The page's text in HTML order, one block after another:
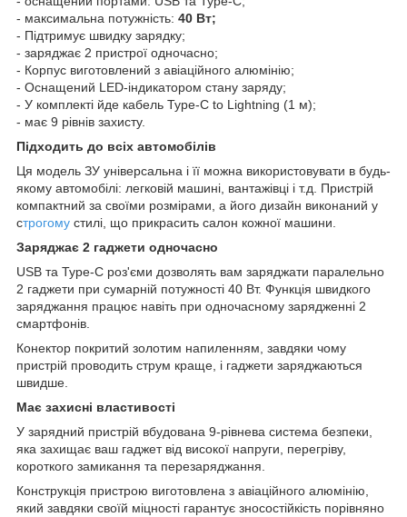
- максимальна потужність: 40 Вт;
- Підтримує швидку зарядку;
- заряджає 2 пристрої одночасно;
- Корпус виготовлений з авіаційного алюмінію;
- Оснащений LED-індикатором стану заряду;
- У комплекті йде кабель Type-C to Lightning (1 м);
- має 9 рівнів захисту.
Підходить до всіх автомобілів
Ця модель ЗУ універсальна і її можна використовувати в будь-
якому автомобілі: легковій машині, вантажівці і т.д. Пристрій
компактний за своїми розмірами, а його дизайн виконаний у
строгому стилі, що прикрасить салон кожної машини.
Заряджає 2 гаджети одночасно
USB та Type-C роз'єми дозволять вам заряджати паралельно
2 гаджети при сумарній потужності 40 Вт. Функція швидкого
заряджання працює навіть при одночасному зарядженні 2
смартфонів.
Конектор покритий золотим напиленням, завдяки чому
пристрій проводить струм краще, і гаджети заряджаються
швидше.
Має захисні властивості
У зарядний пристрій вбудована 9-рівнева система безпеки,
яка захищає ваш гаджет від високої напруги, перегріву,
короткого замикання та перезаряджання.
Конструкція пристрою виготовлена з авіаційного алюмінію,
який завдяки своїй міцності гарантує зносостійкість порівняно